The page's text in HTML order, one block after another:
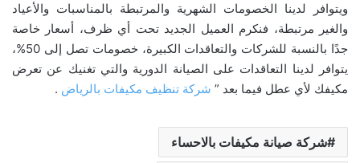
ويتوافر لدينا الخصومات الشهرية والمرتبطة بالمناسبات والأعياد
والغير مرتبطة، فنكرم العميل الجديد تحت أي ظرف، أسعار خاصة
جدًا بالنسبة للشركات والتعاقدات الكبيرة، خصومات تصل إلى 50%،
يتوافر لدينا التعاقدات على الصيانة الدورية والتي تغنيك عن تعرض
مكيفك لأي عطل فيما بعد ” شركة تنظيف مكيفات بالرياض .
شركة صيانة مكيفات بالاحساء